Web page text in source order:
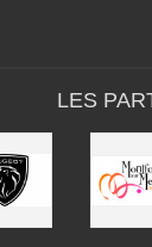
LES